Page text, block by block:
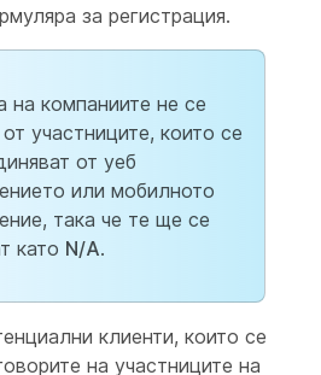
за регистрация.
на компаниите не се
участниците, които се
от уеб
или мобилното
така че те ще се
като N/A.
клиенти, които се
на участниците на